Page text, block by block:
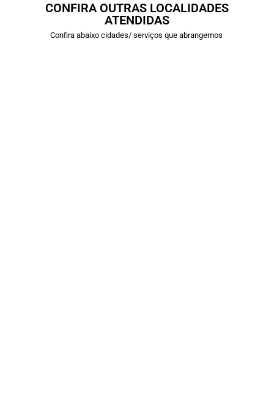
CONFIRA OUTRAS LOCALIDADES
ATENDIDAS
Confira abaixo cidades/ serviços que abrangemos